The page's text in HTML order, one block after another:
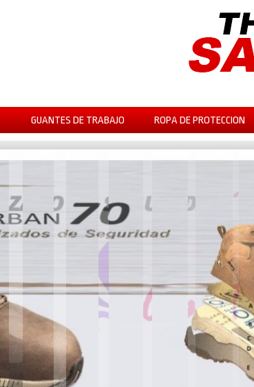
GUANTES DE TRABAJO ROPA DE PROTECCION